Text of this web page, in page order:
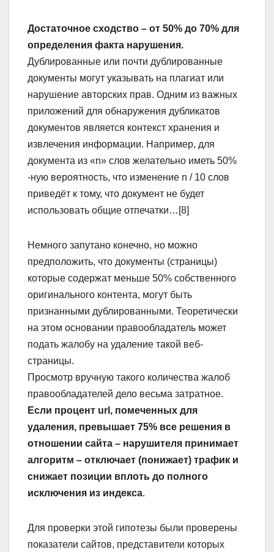
Достаточное сходство – от 50% до 70% для
определения факта нарушения.
Дублированные или почти дублированные
документы могут указывать на плагиат или
нарушение авторских прав. Одним из важных
приложений для обнаружения дубликатов
документов является контекст хранения и
извлечения информации. Например, для
документа из «n» слов желательно иметь 50%
-ную вероятность, что изменение n / 10 слов
приведёт к тому, что документ не будет
использовать общие отпечатки…[8]
Немного запутано конечно, но можно
предположить, что документы (страницы)
которые содержат меньше 50% собственного
оригинального контента, могут быть
признанными дублированными. Теоретически
на этом основании правообладатель может
подать жалобу на удаление такой веб-
страницы.
Просмотр вручную такого количества жалоб
правообладателей дело весьма затратное.
Если процент url, помеченных для
удаления, превышает 75% все решения в
отношении сайта – нарушителя принимает
алгоритм – отключает (понижает) трафик и
снижает позиции вплоть до полного
исключения из индекса.
Для проверки этой гипотезы были проверены
показатели сайтов, представители которых